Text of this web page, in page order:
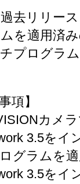
去リリー
を適用済
プログラ
項】
カメ
3.5をイ
グラムを適
3.5をイ